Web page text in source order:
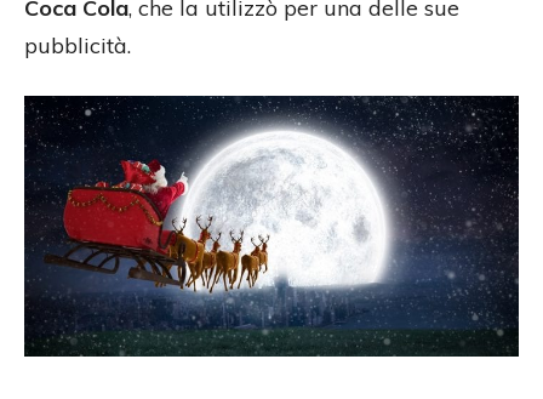
Coca Cola, che la utilizzò per una delle sue
pubblicità.